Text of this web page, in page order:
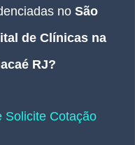
no São
de Clínicas na
RJ?
Solicite Cotação